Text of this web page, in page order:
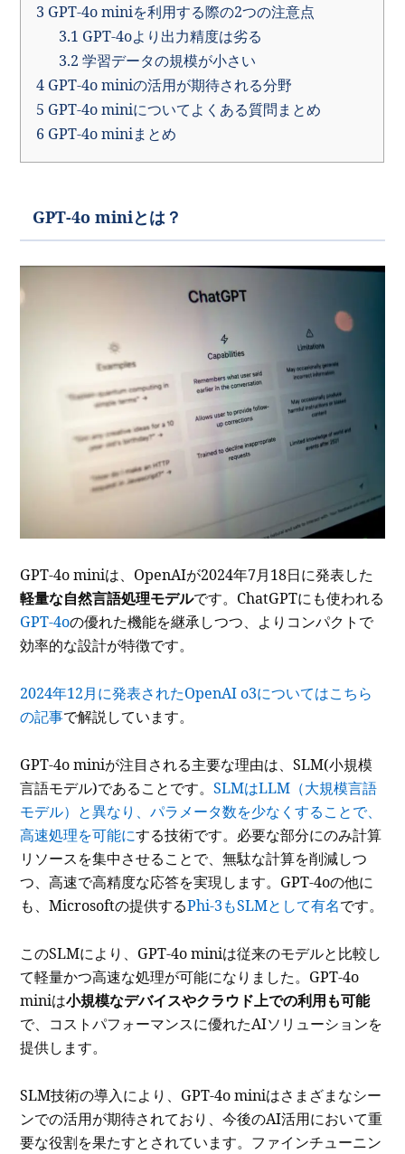
3 GPT-4o miniを利用する際の2つの注意点
3.1 GPT-4oより出力精度は劣る
3.2 学習データの規模が小さい
4 GPT-4o miniの活用が期待される分野
5 GPT-4o miniについてよくある質問まとめ
6 GPT-4o miniまとめ
GPT-4o miniとは？
GPT-4o miniは、OpenAIが2024年7月18日に発表した
軽量な自然言語処理モデルです。ChatGPTにも使われる
GPT-4oの優れた機能を継承しつつ、よりコンパクトで
効率的な設計が特徴です。
2024年12月に発表されたOpenAI o3についてはこちら
の記事で解説しています。
GPT-4o miniが注目される主要な理由は、SLM(小規模
言語モデル)であることです。SLMはLLM（大規模言語
モデル）と異なり、パラメータ数を少なくすることで、
高速処理を可能にする技術です。必要な部分にのみ計算
リソースを集中させることで、無駄な計算を削減しつ
つ、高速で高精度な応答を実現します。GPT-4oの他に
も、Microsoftの提供するPhi-3もSLMとして有名です。
このSLMにより、GPT-4o miniは従来のモデルと比較し
て軽量かつ高速な処理が可能になりました。GPT-4o
miniは小規模なデバイスやクラウド上での利用も可能
で、コストパフォーマンスに優れたAIソリューションを
提供します。
SLM技術の導入により、GPT-4o miniはさまざまなシー
ンでの活用が期待されており、今後のAI活用において重
要な役割を果たすとされています。ファインチューニン